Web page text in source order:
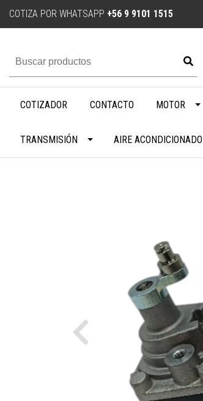
COTIZA POR WHATSAPP +56 9 9101 1515
COTIZADOR CONTACTO MOTOR
TRANSMISIÓN AIRE ACONDICIONADO
Previous